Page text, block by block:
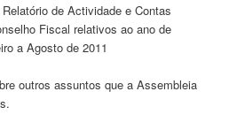
de Actividade e Contas
Fiscal relativos ao ano de
a Agosto de 2011
outros assuntos que a Assembleia